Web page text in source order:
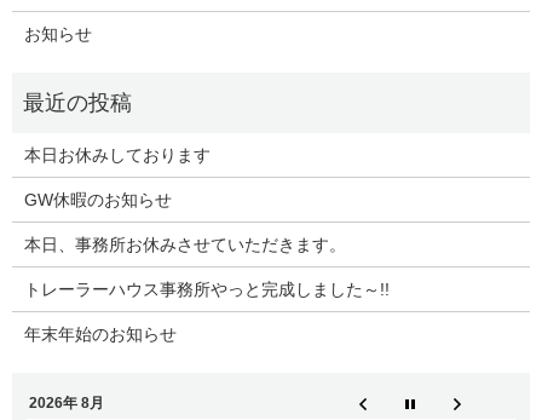
お知らせ
本日お休みしております
GW休暇のお知らせ
本日、事務所お休みさせていただきます。
トレーラーハウス事務所やっと完成しました～!!
年末年始のお知らせ
2026年 8月